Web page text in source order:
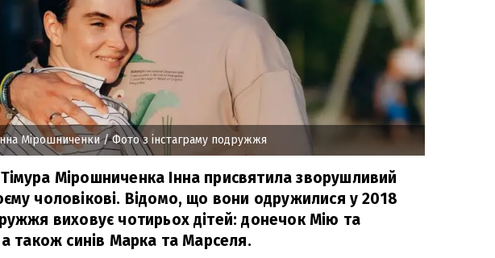
Мірошниченки/ Фото з інстаграму подружжя
Мірошниченка Інна присвятила зворушливий
чоловікові. Відомо, що вони одружилися у 2018
виховує чотирьох дітей: донечок Мію та
а також синів Марка та Марселя.